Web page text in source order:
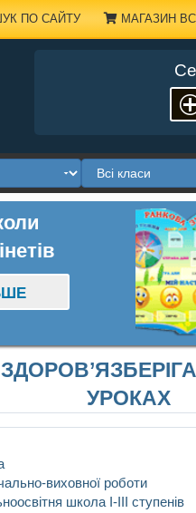
ПО САЙТУ МАГАЗИН
УРОКАХ
виховної роботи
школа І-ІІІ ступенів